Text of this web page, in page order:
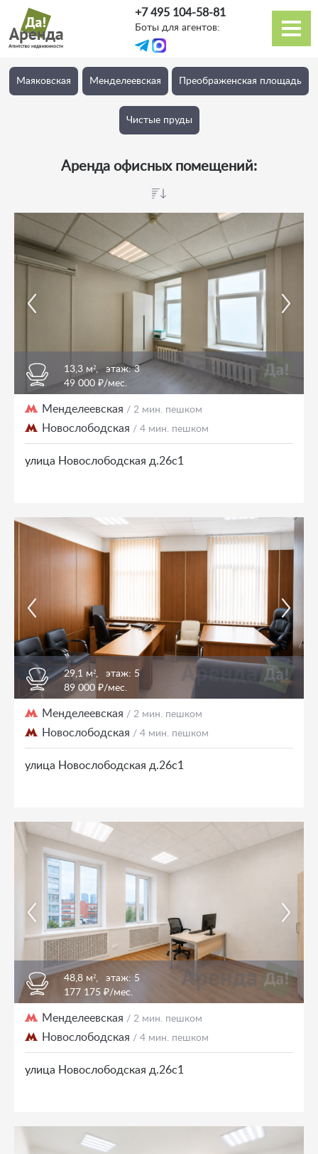
Перейти
основному
содержанию
Основная
навигация
+7 495 104-58-81
Боты для агентов:
Маяковская Менделеевская Преображенская площадь
Чистые пруды
Аренда офисных помещений:
13,3 м²,
этаж: 3
49 000 ₽/мес.
Менделеевская / 2 мин. пешком
Новослободская / 4 мин. пешком
улица Новослободская д.26с1
29,1 м²,
этаж: 5
89 000 ₽/мес.
Менделеевская / 2 мин. пешком
Новослободская / 4 мин. пешком
улица Новослободская д.26с1
48,8 м²,
этаж: 5
177 175 ₽/мес.
Менделеевская / 2 мин. пешком
Новослободская / 4 мин. пешком
улица Новослободская д.26с1